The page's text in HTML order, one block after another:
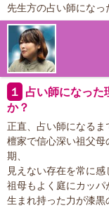
先生方の占い師になっ
１ 占い師になった
か？
正直、占い師になるま
檀家で信心深い祖父
期、
見えない存在を常に感
祖母もよく庭にカッパ
生まれ持った力が漆